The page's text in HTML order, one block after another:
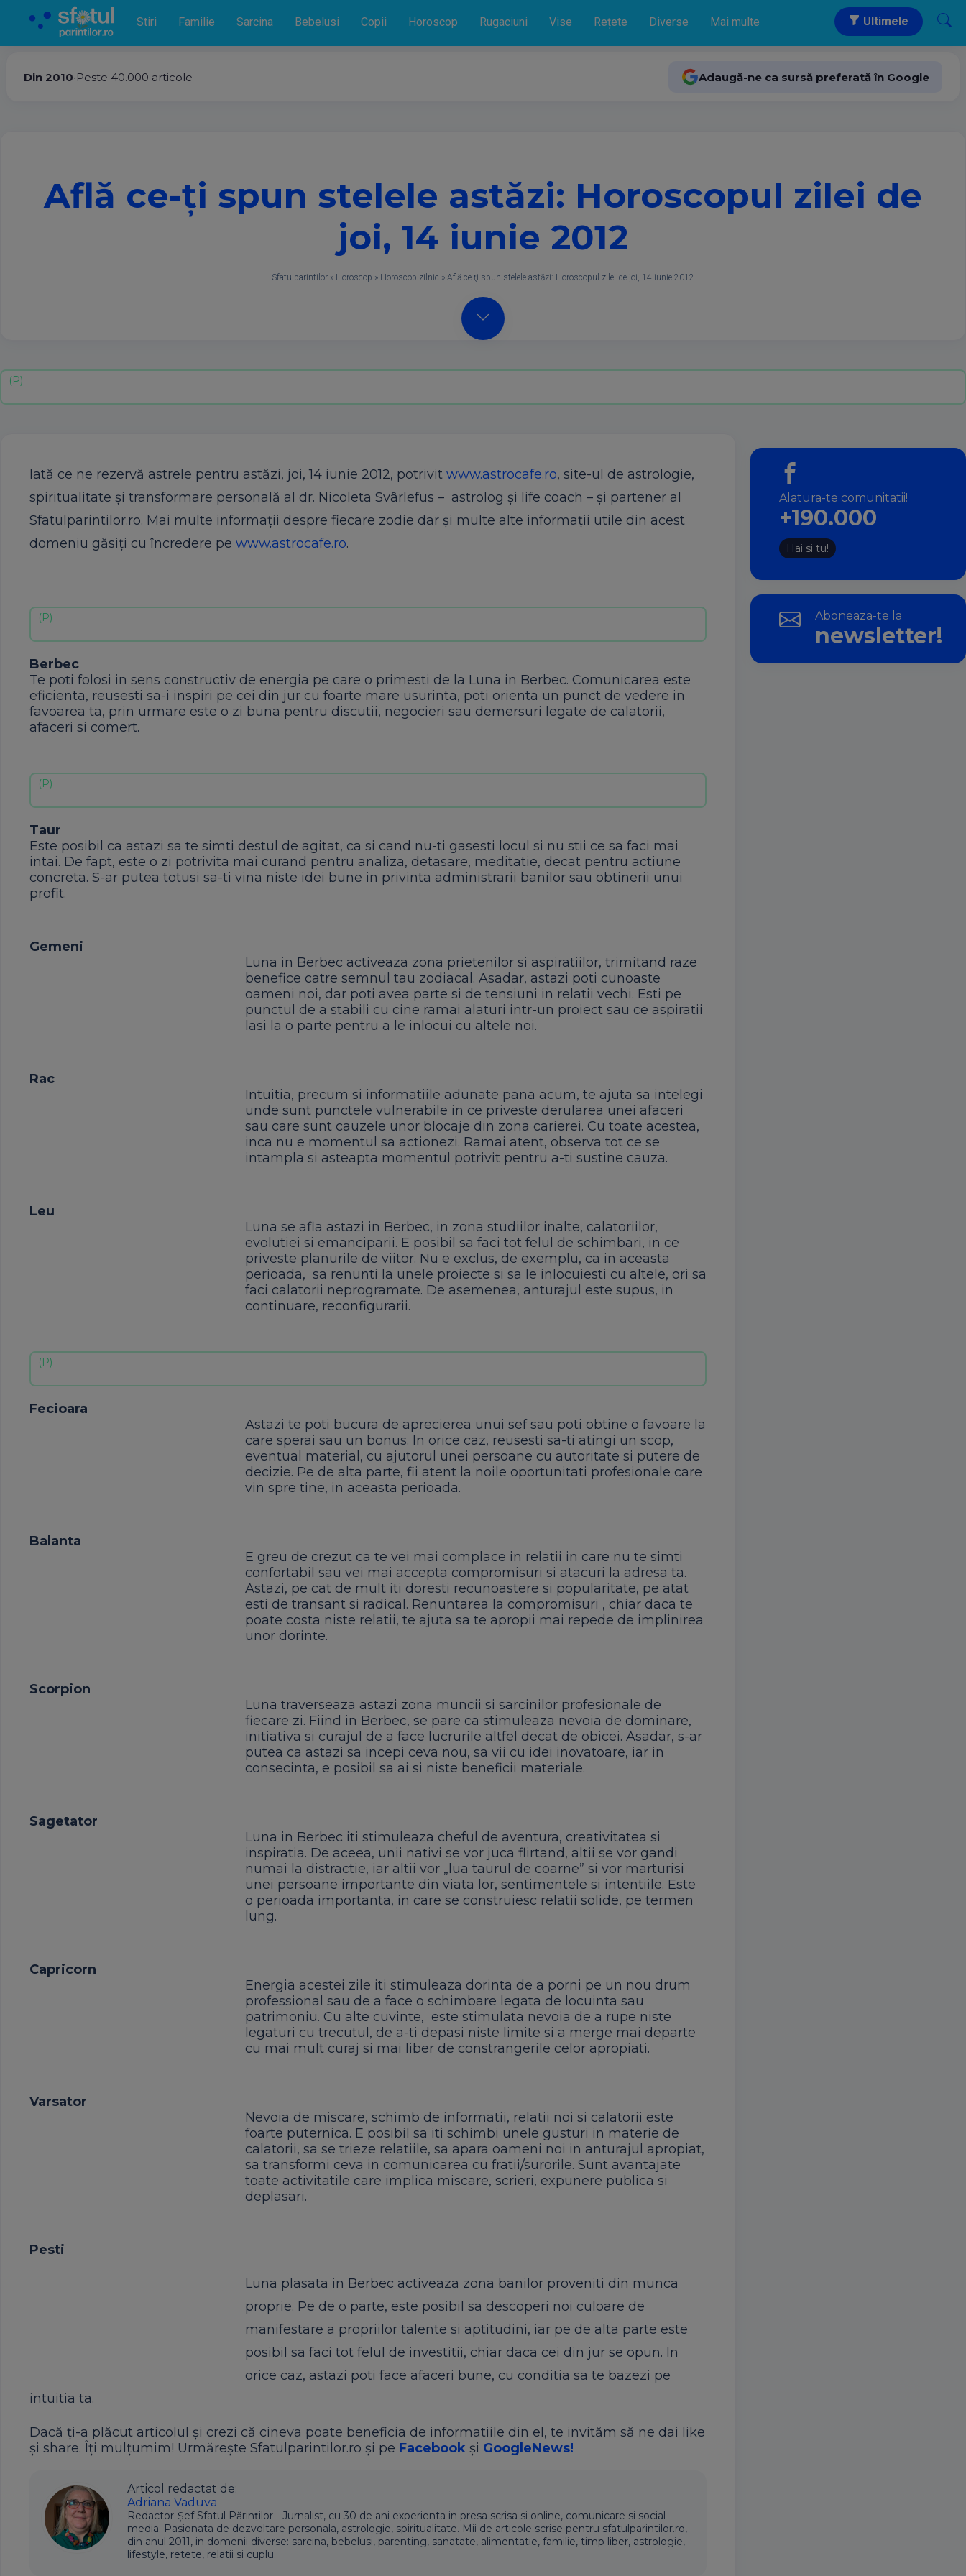
Stiri Familie Sarcina Bebelusi Copii Horoscop Rugaciuni Vise Rețete Diverse Mai multe Ultimele
Din 2010•Peste 40.000 articole Adaugă-ne ca sursă preferată în Google
Află ce-ţi spun stelele astăzi: Horoscopul zilei de
joi, 14 iunie 2012
Sfatulparintilor » Horoscop » Horoscop zilnic » Află ce-ţi spun stelele astăzi: Horoscopul zilei de joi, 14 iunie 2012
Iată ce ne rezervă astrele pentru astăzi, joi, 14 iunie 2012, potrivit www.astrocafe.ro, site-ul de astrologie,
spiritualitate şi transformare personală al dr. Nicoleta Svârlefus – astrolog şi life coach – şi partener al
Sfatulparintilor.ro. Mai multe informaţii despre fiecare zodie dar şi multe alte informaţii utile din acest
domeniu găsiţi cu încredere pe www.astrocafe.ro.
Berbec
Te poti folosi in sens constructiv de energia pe care o primesti de la Luna in Berbec. Comunicarea este
eficienta, reusesti sa-i inspiri pe cei din jur cu foarte mare usurinta, poti orienta un punct de vedere in
favoarea ta, prin urmare este o zi buna pentru discutii, negocieri sau demersuri legate de calatorii,
afaceri si comert.
Taur
Este posibil ca astazi sa te simti destul de agitat, ca si cand nu-ti gasesti locul si nu stii ce sa faci mai
intai. De fapt, este o zi potrivita mai curand pentru analiza, detasare, meditatie, decat pentru actiune
concreta. S-ar putea totusi sa-ti vina niste idei bune in privinta administrarii banilor sau obtinerii unui
profit.
Gemeni
Luna in Berbec activeaza zona prietenilor si aspiratiilor, trimitand raze
benefice catre semnul tau zodiacal. Asadar, astazi poti cunoaste
oameni noi, dar poti avea parte si de tensiuni in relatii vechi. Esti pe
punctul de a stabili cu cine ramai alaturi intr-un proiect sau ce aspiratii
lasi la o parte pentru a le inlocui cu altele noi.
Rac
Intuitia, precum si informatiile adunate pana acum, te ajuta sa intelegi
unde sunt punctele vulnerabile in ce priveste derularea unei afaceri
sau care sunt cauzele unor blocaje din zona carierei. Cu toate acestea,
inca nu e momentul sa actionezi. Ramai atent, observa tot ce se
intampla si asteapta momentul potrivit pentru a-ti sustine cauza.
Leu
Luna se afla astazi in Berbec, in zona studiilor inalte, calatoriilor,
evolutiei si emanciparii. E posibil sa faci tot felul de schimbari, in ce
priveste planurile de viitor. Nu e exclus, de exemplu, ca in aceasta
perioada, sa renunti la unele proiecte si sa le inlocuiesti cu altele, ori sa
faci calatorii neprogramate. De asemenea, anturajul este supus, in
continuare, reconfigurarii.
Fecioara
Astazi te poti bucura de aprecierea unui sef sau poti obtine o favoare la
care sperai sau un bonus. In orice caz, reusesti sa-ti atingi un scop,
eventual material, cu ajutorul unei persoane cu autoritate si putere de
decizie. Pe de alta parte, fii atent la noile oportunitati profesionale care
vin spre tine, in aceasta perioada.
Balanta
E greu de crezut ca te vei mai complace in relatii in care nu te simti
confortabil sau vei mai accepta compromisuri si atacuri la adresa ta.
Astazi, pe cat de mult iti doresti recunoastere si popularitate, pe atat
esti de transant si radical. Renuntarea la compromisuri , chiar daca te
poate costa niste relatii, te ajuta sa te apropii mai repede de implinirea
unor dorinte.
Scorpion
Luna traverseaza astazi zona muncii si sarcinilor profesionale de
fiecare zi. Fiind in Berbec, se pare ca stimuleaza nevoia de dominare,
initiativa si curajul de a face lucrurile altfel decat de obicei. Asadar, s-ar
putea ca astazi sa incepi ceva nou, sa vii cu idei inovatoare, iar in
consecinta, e posibil sa ai si niste beneficii materiale.
Sagetator
Luna in Berbec iti stimuleaza cheful de aventura, creativitatea si
inspiratia. De aceea, unii nativi se vor juca flirtand, altii se vor gandi
numai la distractie, iar altii vor „lua taurul de coarne” si vor marturisi
unei persoane importante din viata lor, sentimentele si intentiile. Este
o perioada importanta, in care se construiesc relatii solide, pe termen
lung.
Capricorn
Energia acestei zile iti stimuleaza dorinta de a porni pe un nou drum
professional sau de a face o schimbare legata de locuinta sau
patrimoniu. Cu alte cuvinte, este stimulata nevoia de a rupe niste
legaturi cu trecutul, de a-ti depasi niste limite si a merge mai departe
cu mai mult curaj si mai liber de constrangerile celor apropiati.
Varsator
Nevoia de miscare, schimb de informatii, relatii noi si calatorii este
foarte puternica. E posibil sa iti schimbi unele gusturi in materie de
calatorii, sa se trieze relatiile, sa apara oameni noi in anturajul apropiat,
sa transformi ceva in comunicarea cu fratii/surorile. Sunt avantajate
toate activitatile care implica miscare, scrieri, expunere publica si
deplasari.
Pesti
Luna plasata in Berbec activeaza zona banilor proveniti din munca
proprie. Pe de o parte, este posibil sa descoperi noi culoare de
manifestare a propriilor talente si aptitudini, iar pe de alta parte este
posibil sa faci tot felul de investitii, chiar daca cei din jur se opun. In
orice caz, astazi poti face afaceri bune, cu conditia sa te bazezi pe
intuitia ta.
Dacă ți-a plăcut articolul și crezi că cineva poate beneficia de informatiile din el, te invităm să ne dai like
și share. Îți mulțumim! Urmărește Sfatulparintilor.ro și pe Facebook și GoogleNews!
Articol redactat de:
Adriana Vaduva
Redactor-Șef Sfatul Părinților - Jurnalist, cu 30 de ani experienta in presa scrisa si online, comunicare si social-
media. Pasionata de dezvoltare personala, astrologie, spiritualitate. Mii de articole scrise pentru sfatulparintilor.ro,
din anul 2011, in domenii diverse: sarcina, bebelusi, parenting, sanatate, alimentatie, familie, timp liber, astrologie,
lifestyle, retete, relatii si cuplu.
Alatura-te comunitatii!
+190.000
Hai si tu!
Aboneaza-te la
newsletter!